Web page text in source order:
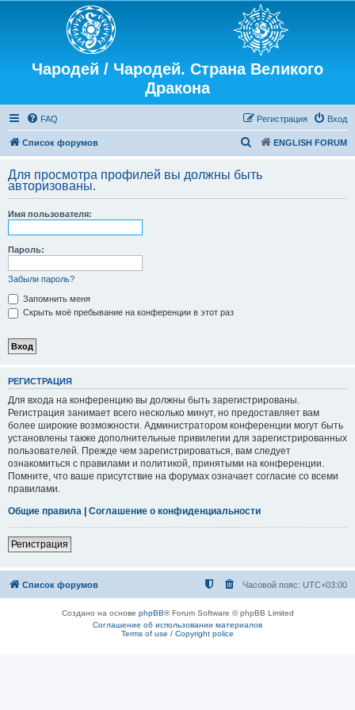
Чародей / Чародей. Страна Великого
Дракона
FAQ Вход
Регистрация
Список форумов ENGLISH FORUM
и
с
Для просмотра профилей вы должны быть
авторизованы.
Имя пользователя:
Пароль:
Забыли пароль?
Запомнить меня
Скрыть моё пребывание на конференции в этот раз
РЕГИСТРАЦИЯ
Для входа на конференцию вы должны быть зарегистрированы.
Регистрация занимает всего несколько минут, но предоставляет вам
более широкие возможности. Администратором конференции могут быть
установлены также дополнительные привилегии для зарегистрированных
пользователей. Прежде чем зарегистрироваться, вам следует
ознакомиться с правилами и политикой, принятыми на конференции.
Помните, что ваше присутствие на форумах означает согласие со всеми
правилами.
Общие правила | Соглашение о конфиденциальности
Регистрация
Список форумов Часовой пояс: UTC+03:00
Создано на основе phpBB® Forum Software © phpBB Limited
Соглашение об использовании материалов
Terms of use / Copyright police